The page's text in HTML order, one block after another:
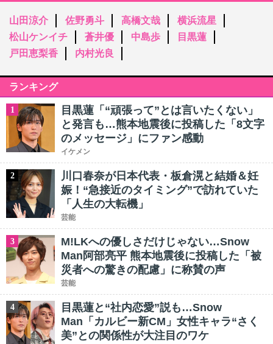
山田涼介 佐野勇斗 高橋文哉
横浜流星
松山ケンイチ
蒼井優 中島歩
目黒蓮
戸田恵梨香
内村光良
ランキング
1
目黒蓮「“頑張って”とは言いたくない」
と発言も…熊本地震後に投稿した「8文字
のメッセージ」にファン感動
イケメン
2
川口春奈が日本代表・板倉滉と結婚＆妊
娠！“急接近のタイミング”で訪れていた
「人生の大転機」
芸能
3
M!LKへの優しさだけじゃない…Snow
Man阿部亮平 熊本地震後に投稿した「被
災者への驚きの配慮」に称賛の声
芸能
4
目黒蓮と“社内恋愛”説も…Snow
Man「カルビー新CM」女性キャラ“さく
美”との関係性が大注目のワケ